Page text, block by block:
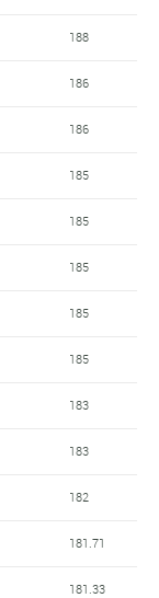
188
186
186
185
185
185
185
185
183
183
182
181.71
181.33